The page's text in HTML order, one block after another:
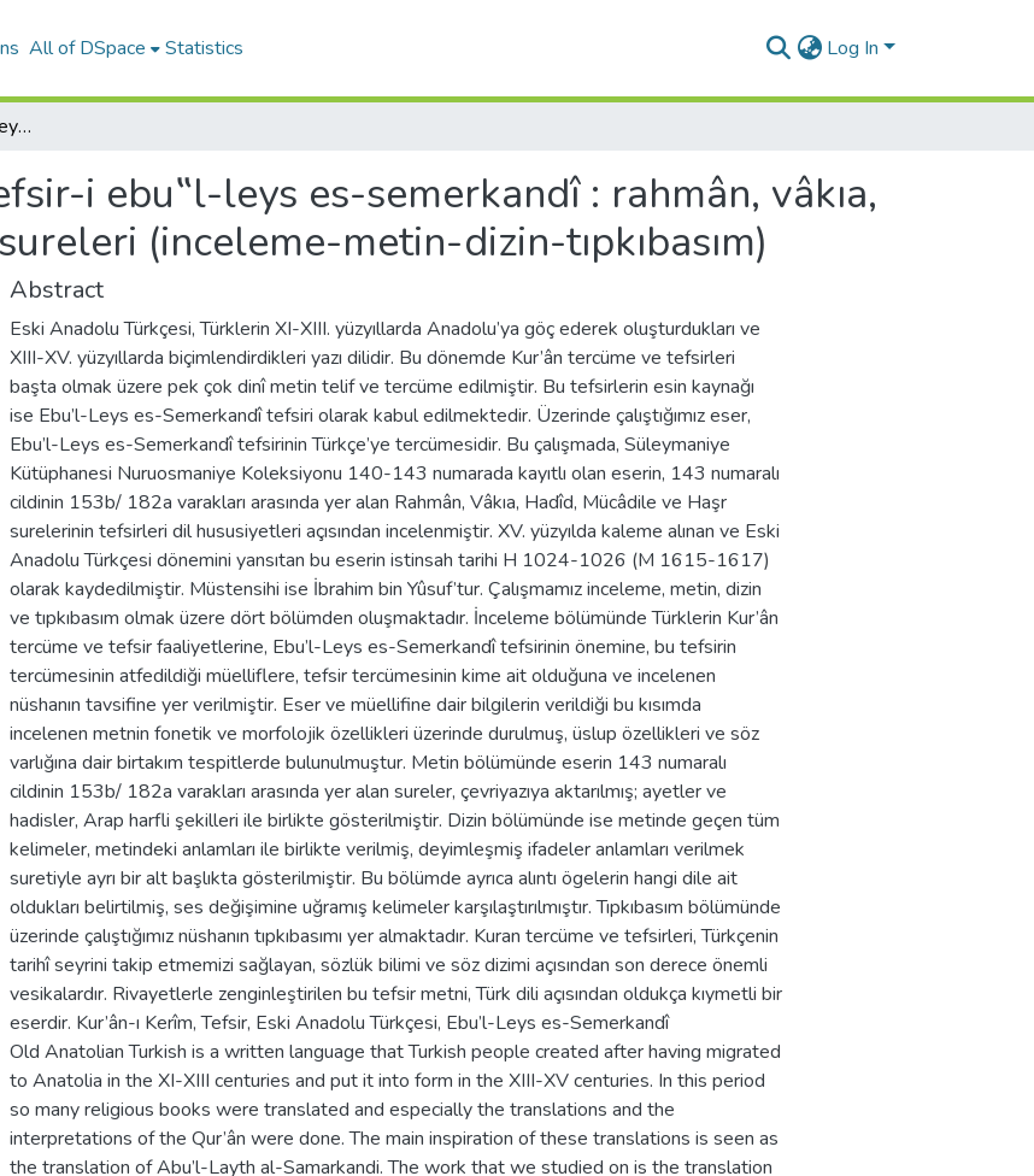
All of DSpace Statistics Log In
Tercüme-i tefsir-i ebu‟l-leys es-semerkandî : rahmân, vâkıa, hadîd, mücâdile ve haşr sureleri (inceleme-metin-dizin-tıpkıbasım)
i ebu‟l-leys es-semerkandî : rahmân, vâkıa,
(inceleme-metin-dizin-tıpkıbasım)
Abstract
Eski Anadolu Türkçesi, Türklerin XI-XIII. yüzyıllarda Anadolu’ya göç ederek oluşturdukları ve
XIII-XV. yüzyıllarda biçimlendirdikleri yazı dilidir. Bu dönemde Kur’ân tercüme ve tefsirleri
başta olmak üzere pek çok dinî metin telif ve tercüme edilmiştir. Bu tefsirlerin esin kaynağı
ise Ebu’l-Leys es-Semerkandî tefsiri olarak kabul edilmektedir. Üzerinde çalıştığımız eser,
Ebu’l-Leys es-Semerkandî tefsirinin Türkçe’ye tercümesidir. Bu çalışmada, Süleymaniye
Kütüphanesi Nuruosmaniye Koleksiyonu 140-143 numarada kayıtlı olan eserin, 143 numaralı
cildinin 153b/ 182a varakları arasında yer alan Rahmân, Vâkıa, Hadîd, Mücâdile ve Haşr
surelerinin tefsirleri dil hususiyetleri açısından incelenmiştir. XV. yüzyılda kaleme alınan ve Eski
Anadolu Türkçesi dönemini yansıtan bu eserin istinsah tarihi H 1024-1026 (M 1615-1617)
olarak kaydedilmiştir. Müstensihi ise İbrahim bin Yûsuf’tur. Çalışmamız inceleme, metin, dizin
ve tıpkıbasım olmak üzere dört bölümden oluşmaktadır. İnceleme bölümünde Türklerin Kur’ân
tercüme ve tefsir faaliyetlerine, Ebu’l-Leys es-Semerkandî tefsirinin önemine, bu tefsirin
tercümesinin atfedildiği müelliflere, tefsir tercümesinin kime ait olduğuna ve incelenen
nüshanın tavsifine yer verilmiştir. Eser ve müellifine dair bilgilerin verildiği bu kısımda
incelenen metnin fonetik ve morfolojik özellikleri üzerinde durulmuş, üslup özellikleri ve söz
varlığına dair birtakım tespitlerde bulunulmuştur. Metin bölümünde eserin 143 numaralı
cildinin 153b/ 182a varakları arasında yer alan sureler, çevriyazıya aktarılmış; ayetler ve
hadisler, Arap harfli şekilleri ile birlikte gösterilmiştir. Dizin bölümünde ise metinde geçen tüm
kelimeler, metindeki anlamları ile birlikte verilmiş, deyimleşmiş ifadeler anlamları verilmek
suretiyle ayrı bir alt başlıkta gösterilmiştir. Bu bölümde ayrıca alıntı ögelerin hangi dile ait
oldukları belirtilmiş, ses değişimine uğramış kelimeler karşılaştırılmıştır. Tıpkıbasım bölümünde
üzerinde çalıştığımız nüshanın tıpkıbasımı yer almaktadır. Kuran tercüme ve tefsirleri, Türkçenin
tarihî seyrini takip etmemizi sağlayan, sözlük bilimi ve söz dizimi açısından son derece önemli
vesikalardır. Rivayetlerle zenginleştirilen bu tefsir metni, Türk dili açısından oldukça kıymetli bir
eserdir. Kur’ân-ı Kerîm, Tefsir, Eski Anadolu Türkçesi, Ebu’l-Leys es-Semerkandî
Old Anatolian Turkish is a written language that Turkish people created after having migrated
to Anatolia in the XI-XIII centuries and put it into form in the XIII-XV centuries. In this period
so many religious books were translated and especially the translations and the
interpretations of the Qur’ân were done. The main inspiration of these translations is seen as
the translation of Abu’l-Layth al-Samarkandi. The work that we studied on is the translation